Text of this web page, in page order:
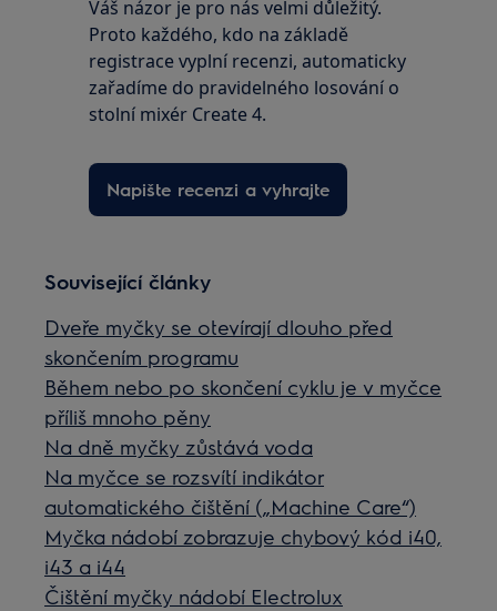
Váš názor je pro nás velmi důležitý.
Proto každého, kdo na základě
registrace vyplní recenzi, automaticky
zařadíme do pravidelného losování o
stolní mixér Create 4.
Napište recenzi a vyhrajte
Související články
Dveře myčky se otevírají dlouho před
skončením programu
Během nebo po skončení cyklu je v myčce
příliš mnoho pěny
Na dně myčky zůstává voda
Na myčce se rozsvítí indikátor
automatického čištění („Machine Care“)
Myčka nádobí zobrazuje chybový kód i40,
i43 a i44
Čištění myčky nádobí Electrolux